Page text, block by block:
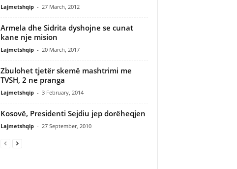
Lajmetshqip - 27 March, 2012
Armela dhe Sidrita dyshojne se cunat
kane nje mision
Lajmetshqip - 20 March, 2017
Zbulohet tjetër skemë mashtrimi me
TVSH, 2 ne pranga
Lajmetshqip - 3 February, 2014
Kosovë, Presidenti Sejdiu jep dorëheqjen
Lajmetshqip - 27 September, 2010